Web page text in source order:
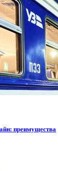
преимущества